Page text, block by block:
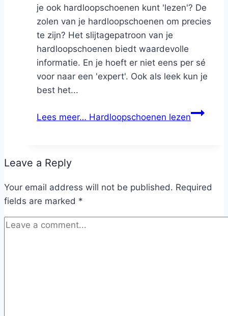
je ook hardloopschoenen kunt 'lezen'? De
zolen van je hardloopschoenen om precies
te zijn? Het slijtagepatroon van je
hardloopschoenen biedt waardevolle
informatie. En je hoeft er niet eens per sé
voor naar een 'expert'. Ook als leek kun je
best het...
Lees meer… Hardloopschoenen lezen
Leave a Reply
Your email address will not be published. Required
fields are marked *